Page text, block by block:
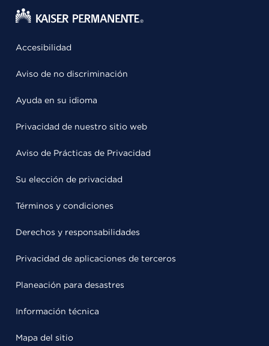
Accesibilidad
Aviso de no discriminación
Ayuda en su idioma
Privacidad de nuestro sitio web
Aviso de Prácticas de Privacidad
Su elección de privacidad
Términos y condiciones
Derechos y responsabilidades
Privacidad de aplicaciones de terceros
Planeación para desastres
Información técnica
Mapa del sitio